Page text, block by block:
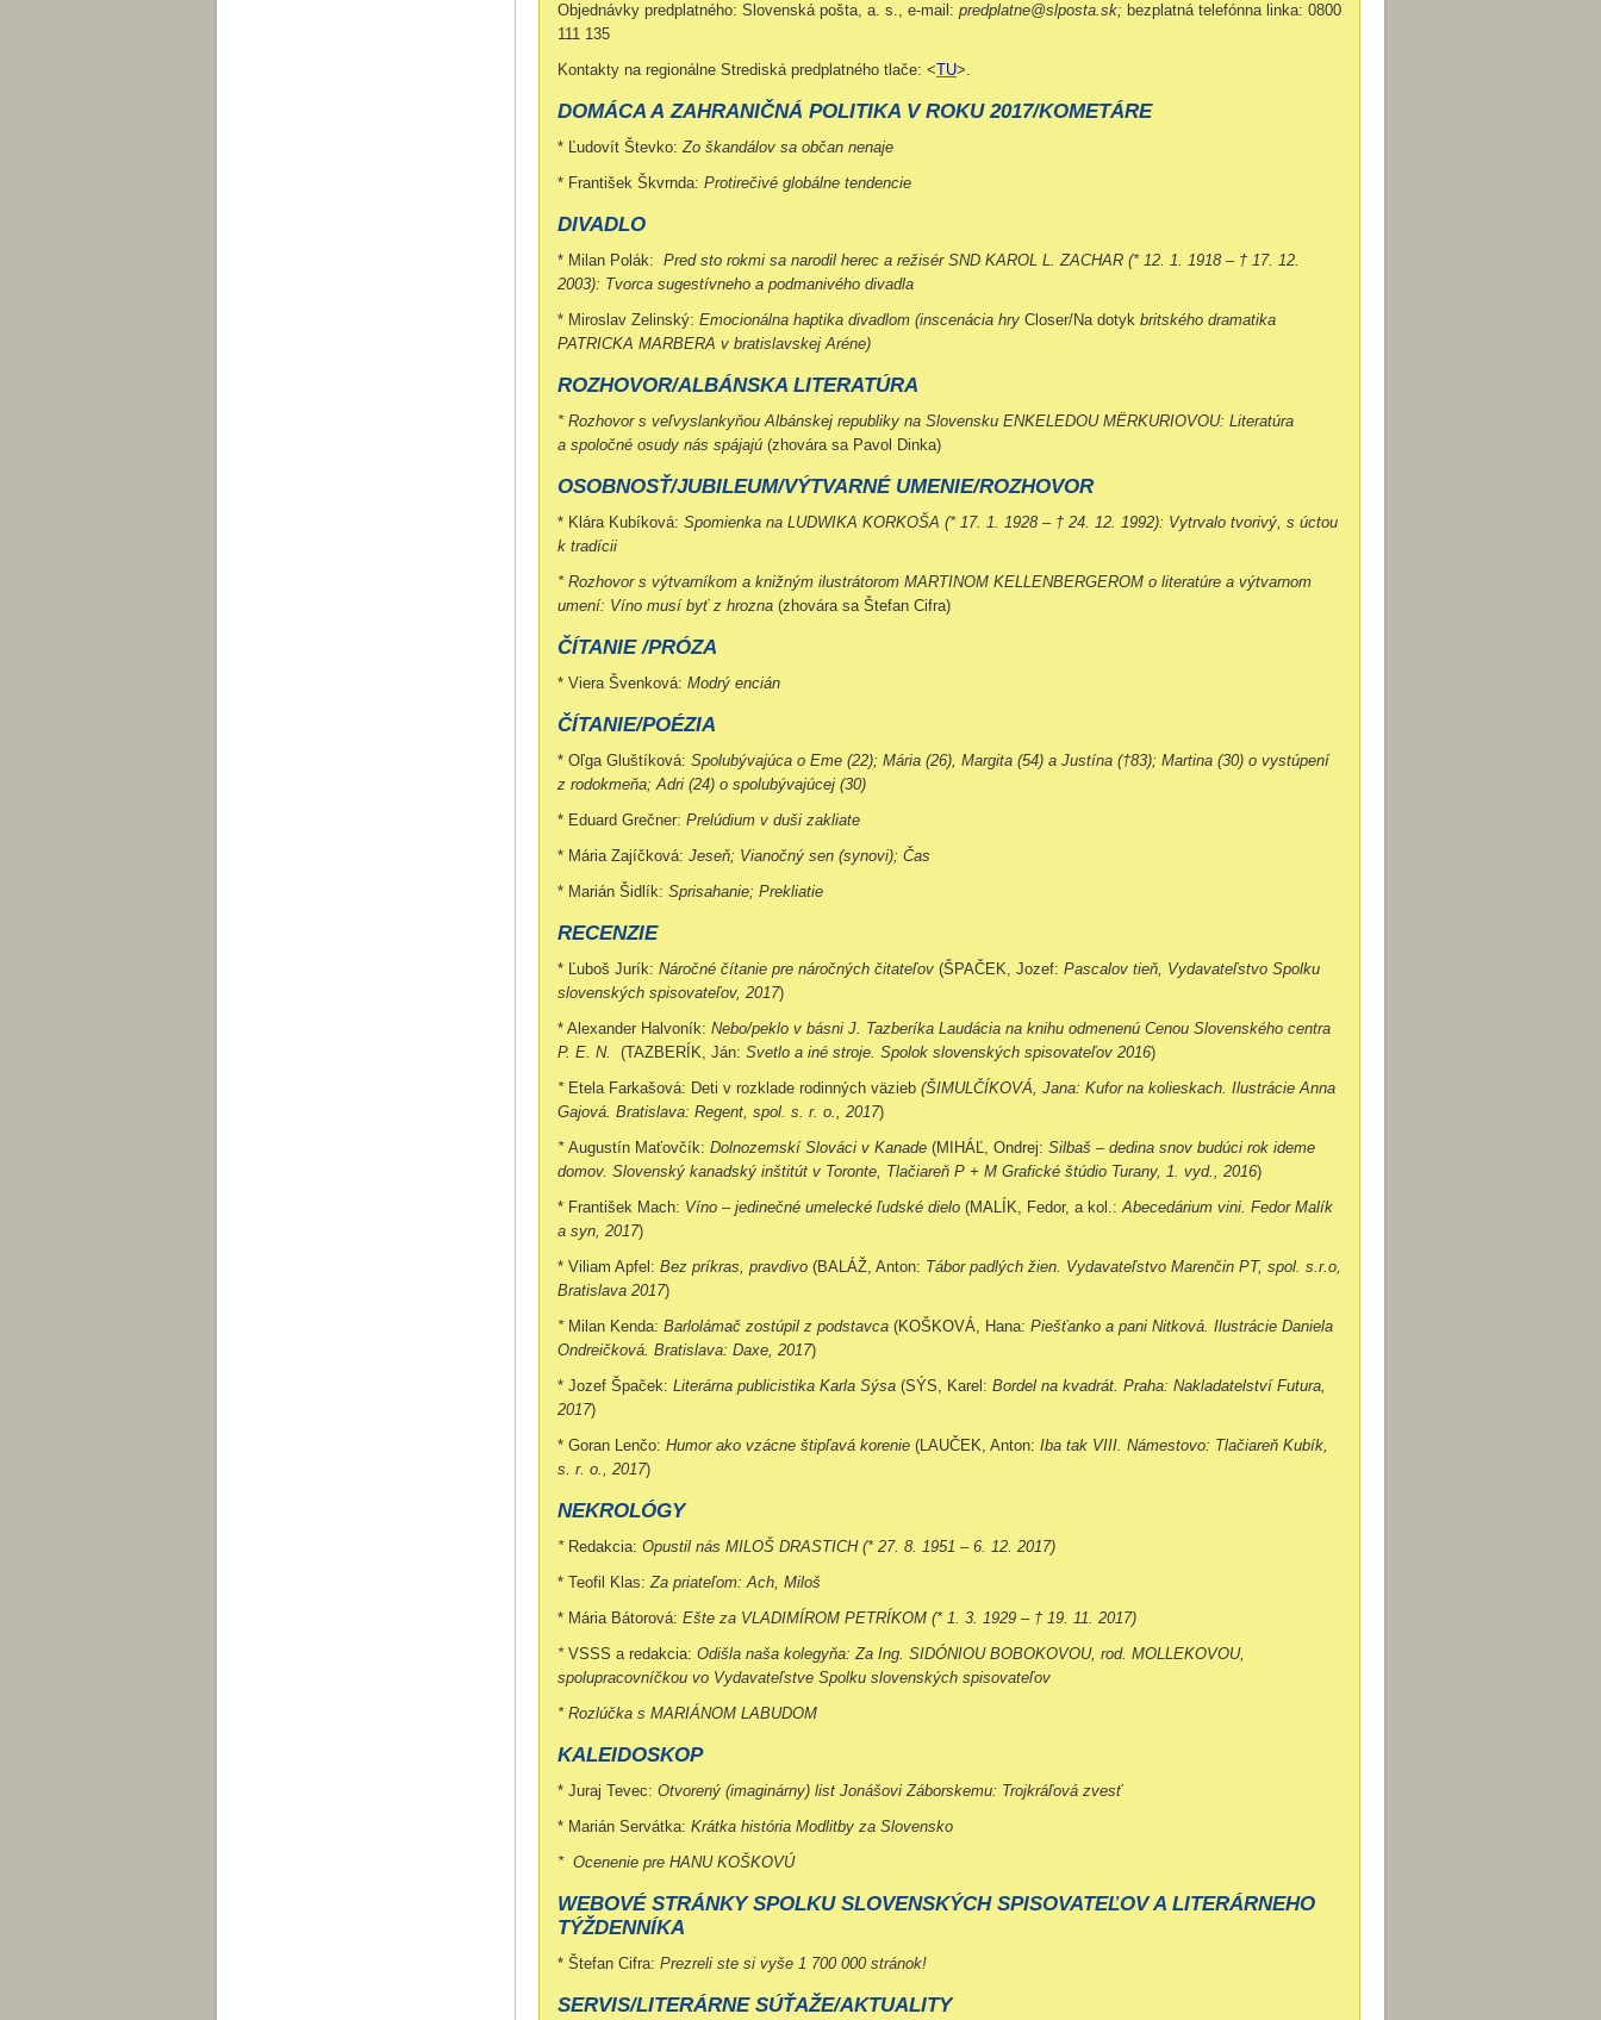
Objednávky predplatného: Slovenská pošta, a. s., e-mail: predplatne@slposta.sk; bezplatná telefónna linka: 0800
111 135
Kontakty na regionálne Strediská predplatného tlače: <TU>.
DOMÁCA A ZAHRANIČNÁ POLITIKA V ROKU 2017/KOMETÁRE
* Ľudovít Števko:Zo škandálov sa občan nenaje
* František Škvrnda: Protirečivé globálne tendencie
DIVADLO
* Milan Polák: Pred sto rokmi sa narodil herec a režisér SND KAROL L. ZACHAR (* 12. 1. 1918 – † 17. 12.
2003): Tvorca sugestívneho a podmanivého divadla
* Miroslav Zelinský: Emocionálna haptika divadlom (inscenácia hry Closer/Na dotyk britského dramatika
PATRICKA MARBERA v bratislavskej Aréne)
ROZHOVOR/ALBÁNSKA LITERATÚRA
* Rozhovor s veľvyslankyňou Albánskej republiky na Slovensku ENKELEDOU MËRKURIOVOU: Literatúra
a spoločné osudy nás spájajú (zhovára sa Pavol Dinka)
OSOBNOSŤ/JUBILEUM/VÝTVARNÉ UMENIE/ROZHOVOR
* Klára Kubíková: Spomienka na LUDWIKA KORKOŠA (* 17. 1. 1928 – † 24. 12. 1992): Vytrvalo tvorivý, s úctou
k tradícii
* Rozhovor s výtvarníkom a knižným ilustrátorom MARTINOM KELLENBERGEROM o literatúre a výtvarnom
umení: Víno musí byť z hrozna (zhovára sa Štefan Cifra)
ČÍTANIE /PRÓZA
* Viera Švenková: Modrý encián
ČÍTANIE/POÉZIA
* Oľga Gluštíková: Spolubývajúca o Eme (22); Mária (26), Margita (54) a Justína (†83); Martina (30) o vystúpení
z rodokmeňa; Adri (24) o spolubývajúcej (30)
* Eduard Grečner: Prelúdium v duši zakliate
* Mária Zajíčková: Jeseň; Vianočný sen (synovi); Čas
* Marián Šidlík: Sprisahanie; Prekliatie
RECENZIE
* Ľuboš Jurík: Náročné čítanie pre náročných čitateľov (ŠPAČEK, Jozef: Pascalov tieň, Vydavateľstvo Spolku
slovenských spisovateľov, 2017)
* Alexander Halvoník: Nebo/peklo v básni J. Tazberíka Laudácia na knihu odmenenú Cenou Slovenského centra
P. E. N. (TAZBERÍK, Ján: Svetlo a iné stroje. Spolok slovenských spisovateľov 2016)
* Etela Farkašová: Deti v rozklade rodinných väzieb (ŠIMULČÍKOVÁ, Jana: Kufor na kolieskach. Ilustrácie Anna
Gajová. Bratislava: Regent, spol. s. r. o., 2017)
* Augustín Maťovčík: Dolnozemskí Slováci v Kanade (MIHÁĽ, Ondrej: Silbaš – dedina snov budúci rok ideme
domov. Slovenský kanadský inštitút v Toronte, Tlačiareň P + M Grafické štúdio Turany, 1. vyd., 2016)
* František Mach: Víno – jedinečné umelecké ľudské dielo (MALÍK, Fedor, a kol.: Abecedárium vini. Fedor Malík
a syn, 2017)
* Viliam Apfel: Bez príkras, pravdivo (BALÁŽ, Anton: Tábor padlých žien. Vydavateľstvo Marenčin PT, spol. s.r.o,
Bratislava 2017)
* Milan Kenda: Barlolámač zostúpil z podstavca (KOŠKOVÁ, Hana: Piešťanko a pani Nitková. Ilustrácie Daniela
Ondreičková. Bratislava: Daxe, 2017)
* Jozef Špaček: Literárna publicistika Karla Sýsa (SÝS, Karel: Bordel na kvadrát. Praha: Nakladatelství Futura,
2017)
* Goran Lenčo: Humor ako vzácne štipľavá korenie (LAUČEK, Anton: Iba tak VIII. Námestovo: Tlačiareň Kubík,
s. r. o., 2017)
NEKROLÓGY
* Redakcia: Opustil nás MILOŠ DRASTICH (* 27. 8. 1951 – 6. 12. 2017)
* Teofil Klas:Za priateľom: Ach, Miloš
* Mária Bátorová: Ešte za VLADIMÍROM PETRÍKOM (* 1. 3. 1929 – † 19. 11. 2017)
* VSSS a redakcia: Odišla naša kolegyňa: Za Ing. SIDÓNIOU BOBOKOVOU, rod. MOLLEKOVOU,
spolupracovníčkou vo Vydavateľstve Spolku slovenských spisovateľov
* Rozlúčka s MARIÁNOM LABUDOM
KALEIDOSKOP
* Juraj Tevec: Otvorený (imaginárny) list Jonášovi Záborskemu: Trojkráľová zvesť
* Marián Servátka: Krátka história Modlitby za Slovensko
* Ocenenie pre HANU KOŠKOVÚ
WEBOVÉ STRÁNKY SPOLKU SLOVENSKÝCH SPISOVATEĽOV A LITERÁRNEHO
TÝŽDENNÍKA
* Štefan Cifra: Prezreli ste si vyše 1 700 000 stránok!
SERVIS/LITERÁRNE SÚŤAŽE/AKTUALITY